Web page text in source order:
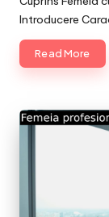
Introducere
Read More